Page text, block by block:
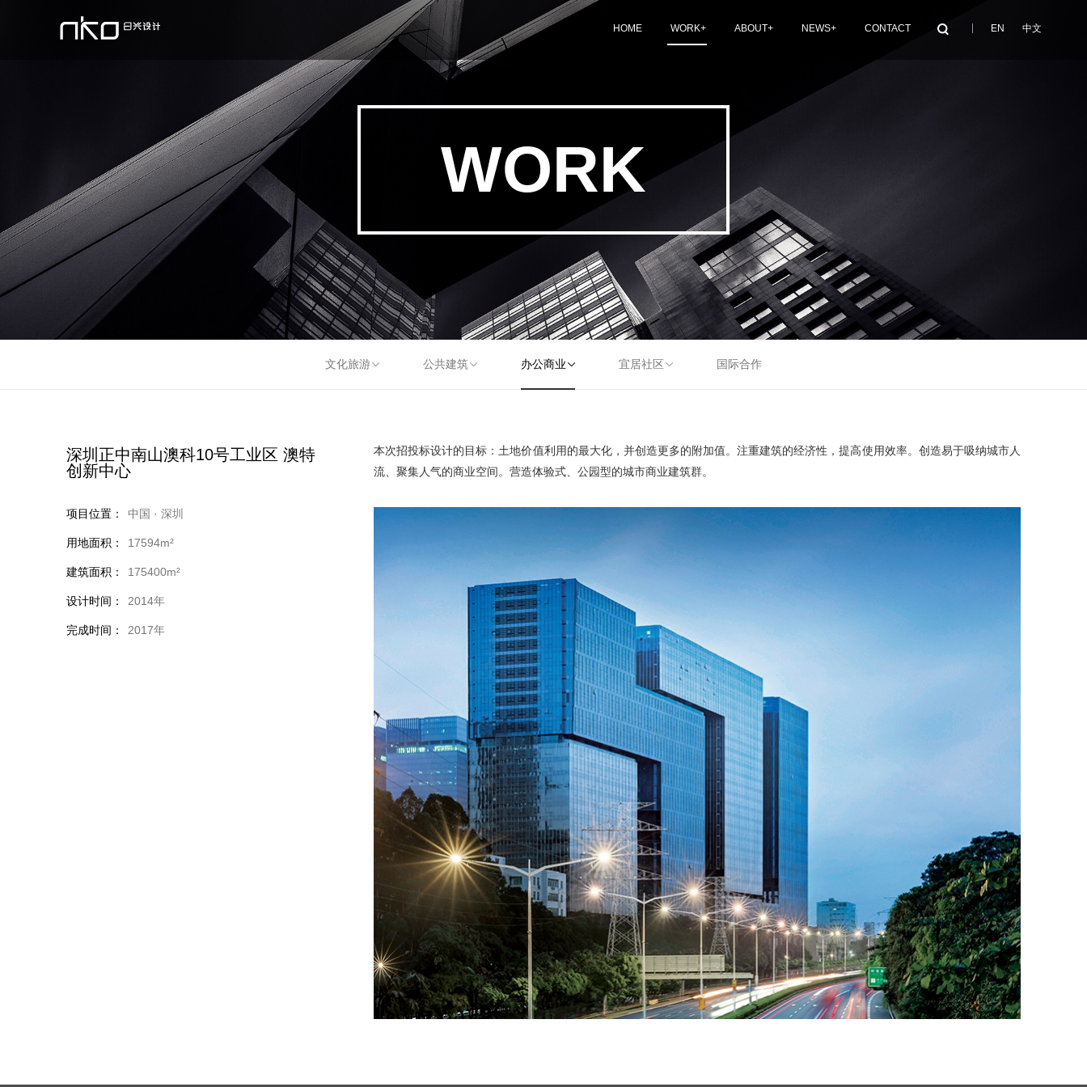
HOME WORK+
宜居社区 国际合作
ABOUT+
所有获奖
NEWS+
媒体出版
CONTACT EN 中文
WORK
文化旅游 公共建筑 办公商业 宜居社区 国际合作
深圳正中南山澳科10号工业区 澳特
创新中心
项目位置： 中国 · 深圳
用地面积： 17594m²
建筑面积： 175400m²
设计时间： 2014年
完成时间： 2017年
本次招投标设计的目标：土地价值利用的最大化，并创造更多的附加值。注重建筑的经济性，提高使用效率。创造易于吸纳城市人
流、聚集人气的商业空间。营造体验式、公园型的城市商业建筑群。